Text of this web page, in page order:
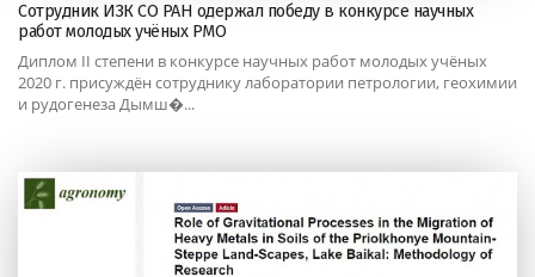
Сотрудник ИЗК СО РАН одержал победу в конкурсе научных
работ молодых учёных РМО
Диплом II степени в конкурсе научных работ молодых учёных
2020 г. присуждён сотруднику лаборатории петрологии, геохимии
и рудогенеза Дымш�...